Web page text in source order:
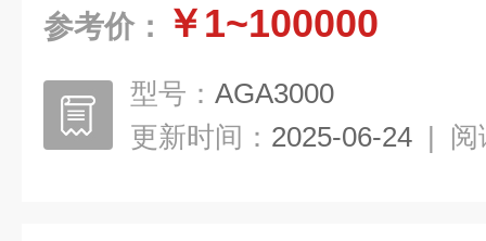
参考价： ￥1~100000
型号： AGA3000
更新时间： 2025-06-24 | 阅